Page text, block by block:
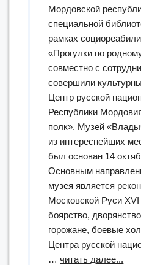
Мордовской
специальной
рамках
«Прогулки по
совместно с
совершили
Центр русской
Республики
полк». Музей
из интереснейших
был основан 14
Основным
музея является
Московской Руси
боярство,
горожане, боевые
Центра русской
…читать далее...